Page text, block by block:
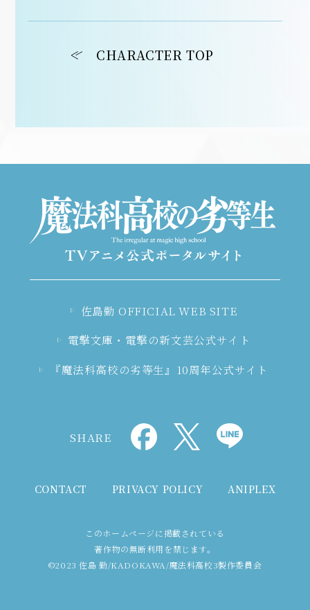
CHARACTER TOP
佐島勤 OFFICIAL WEB SITE
電撃文庫・電撃の新文芸公式サイト
『魔法科高校の劣等生』10周年公式サイト
SHARE
CONTACT PRIVACY POLICY ANIPLEX
このホームページに掲載されている
著作物の無断利用を禁じます。
©2023 佐島 勤/KADOKAWA/魔法科高校3製作委員会